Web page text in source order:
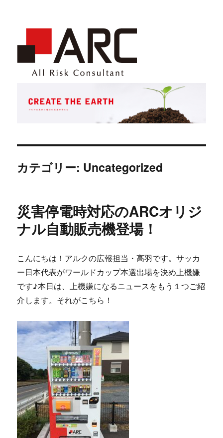
カテゴリー: Uncategorized
災害停電時対応のARCオリジ
ナル自動販売機登場！
こんにちは！アルクの広報担当・高羽です。サッカ
ー日本代表がワールドカップ本選出場を決め上機嫌
です♪本日は、上機嫌になるニュースをもう１つご紹
介します。それがこちら！